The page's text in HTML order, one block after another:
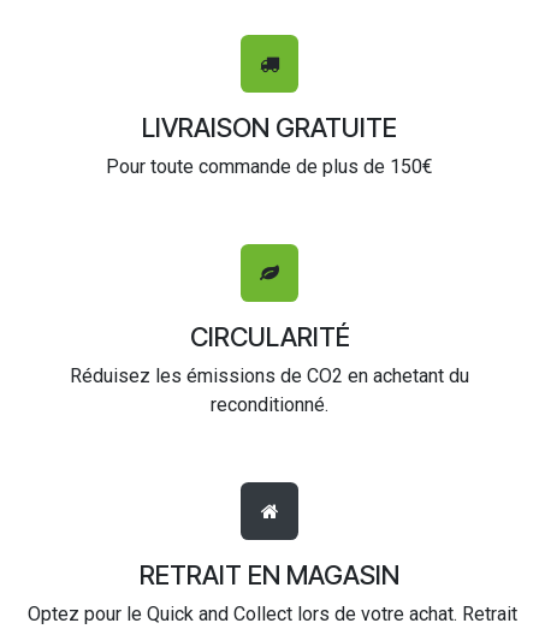
LIVRAISON GRATUITE
Pour toute commande de plus de 150€
CIRCULARITÉ
Réduisez les émissions de CO2 en achetant du
reconditionné.
RETRAIT EN MAGASIN
Optez pour le Quick and Collect lors de votre achat. Retrait